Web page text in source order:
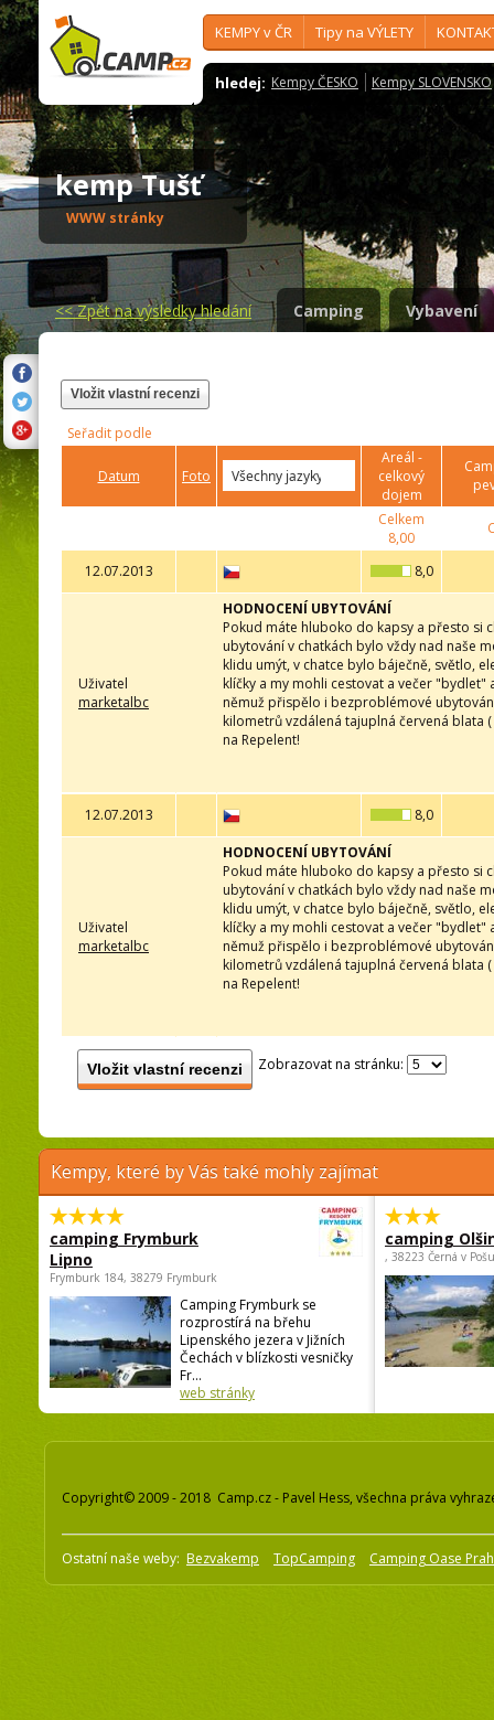
KEMPY v ČR Tipy na VÝLETY
hledej: Kempy ČESKO Kempy SLOVENSKO
kemp Tušť
WWW stránky
<<Zpět na výsledky hledání Camping Vybavení
Vložit vlastní recenzi
Seřadit podle
Datum Foto
Areál -
celkový
dojem
Celkem
8,00
12.07.2013 8,0
Uživatel
marketalbc
HODNOCENÍ UBYTOVÁNÍ
Pokud máte hluboko do kapsy a přesto si
ubytování v chatkách bylo vždy nad naše
klidu umýt, v chatce bylo báječně, světlo,
klíčky a my mohli cestovat a večer "bydlet"
němuž přispělo i bezproblémové
kilometrů vzdálená tajuplná červená blata
na Repelent!
12.07.2013 8,0
Uživatel
marketalbc
HODNOCENÍ UBYTOVÁNÍ
Pokud máte hluboko do kapsy a přesto si
ubytování v chatkách bylo vždy nad naše
klidu umýt, v chatce bylo báječně, světlo,
klíčky a my mohli cestovat a večer "bydlet"
němuž přispělo i bezproblémové
kilometrů vzdálená tajuplná červená blata
na Repelent!
Vložit vlastní recenzi Zobrazovat na stránku:
Kempy, které by Vás také mohly zajímat
camping Frymburk
Lipno
Frymburk 184, 38279 Frymburk
Camping Frymburk se
rozprostírá na břehu
Lipenského jezera v Jižních
Čechách v blízkosti vesničky
Fr...
web stránky
camping
, 38223 Černá v
Copyright© 2009 - 2018 Camp.cz - Pavel Hess, všechna práva
Ostatní naše weby: Bezvakemp TopCamping Camping Oase